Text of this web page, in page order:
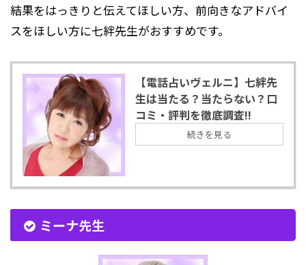
結果をはっきりと伝えてほしい方、前向きなアドバイ
スをほしい方に七絆先生がおすすめです。
【電話占いヴェルニ】七絆先
生は当たる？当たらない？口
コミ・評判を徹底調査!!
続きを見る
ミーナ先生